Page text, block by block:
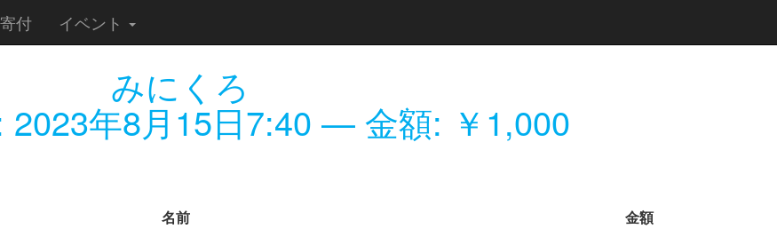
寄付 イベント
みにくろ
2023年8月15日7:40 — 金額: ￥1,000
名前 金額